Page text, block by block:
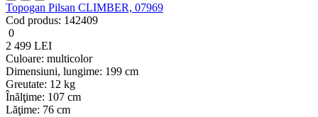
Topogan Pilsan CLIMBER, 07969
Cod produs: 142409
0
2 499 LEI
Culoare: multicolor
Dimensiuni, lungime: 199 cm
Greutate: 12 kg
Înălţime: 107 cm
Lăţime: 76 cm